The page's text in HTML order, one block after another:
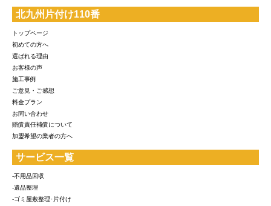
北九州片付け110番
トップページ
初めての方へ
選ばれる理由
お客様の声
施工事例
ご意見・ご感想
料金プラン
お問い合わせ
賠償責任補償について
加盟希望の業者の方へ
サービス一覧
-不用品回収
-遺品整理
-ゴミ屋敷整理･片付け